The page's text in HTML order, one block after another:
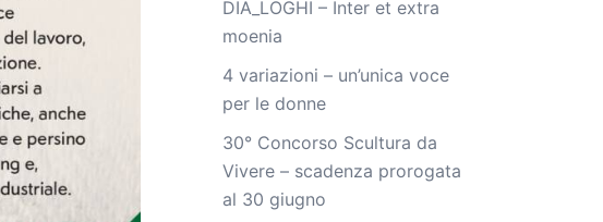
DIA_LOGHI – Inter et extra
moenia
4 variazioni – un’unica voce
per le donne
30° Concorso Scultura da
Vivere – scadenza prorogata
al 30 giugno